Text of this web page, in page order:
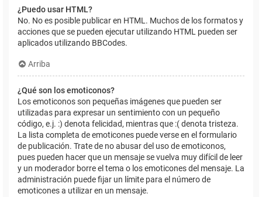
¿Puedo usar HTML?
No. No es posible publicar en HTML. Muchos de los formatos y
acciones que se pueden ejecutar utilizando HTML pueden ser
aplicados utilizando BBCodes.
Arriba
¿Qué son los emoticonos?
Los emoticonos son pequeñas imágenes que pueden ser
utilizadas para expresar un sentimiento con un pequeño
código, e.j. :) denota felicidad, mientras que :( denota tristeza.
La lista completa de emoticones puede verse en el formulario
de publicación. Trate de no abusar del uso de emoticonos,
pues pueden hacer que un mensaje se vuelva muy difícil de leer
y un moderador borre el tema o los emoticones del mensaje. La
administración puede fijar un límite para el número de
emoticones a utilizar en un mensaje.